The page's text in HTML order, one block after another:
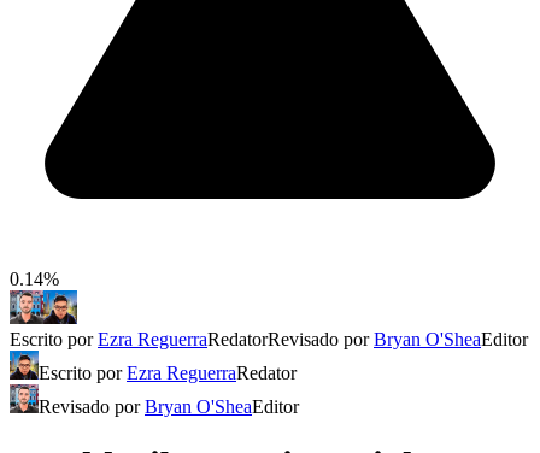
0.14%
Escrito porEzra ReguerraRedatorRevisado porBryan O'SheaEditor
Escrito porEzra ReguerraRedator
Revisado porBryan O'SheaEditor